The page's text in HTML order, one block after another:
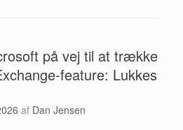
på vej til at trække
feature: Lukkes
af Dan Jensen